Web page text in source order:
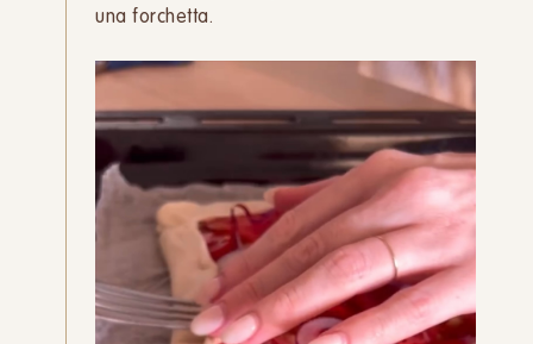
una forchetta.